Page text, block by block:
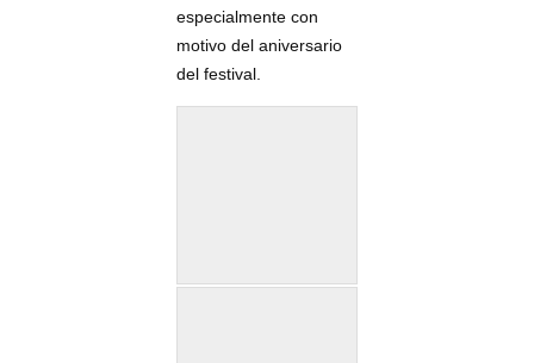
especialmente con
motivo del aniversario
del festival.